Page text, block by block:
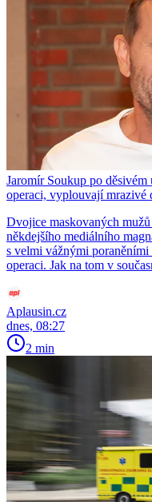
Jaromír Soukup po
operaci, vyplouvají mrazivé
Dvojice maskovaných
někdejšího mediálního
s velmi vážnými
operaci. Jak na tom v
Aplausin.cz
dnes, 08:27
2 min